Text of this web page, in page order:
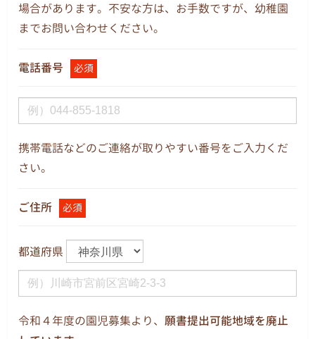
場合があります。不安な方は、お手数ですが、幼稚園
までお問い合わせください。
電話番号 必須
携帯電話などのご連絡が取りやすい番号をご入力くだ
さい。
ご住所 必須
都道府県
令和４年度の園児募集より、願書提出可能地域を廃止